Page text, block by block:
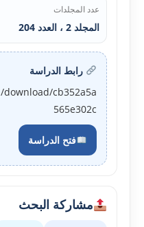
عدد المجلدات
المجلد 2 ، العدد 204
رابط الدراسة
cb352a5a
565e302c
فتح الدراسة
مشاركة البحث